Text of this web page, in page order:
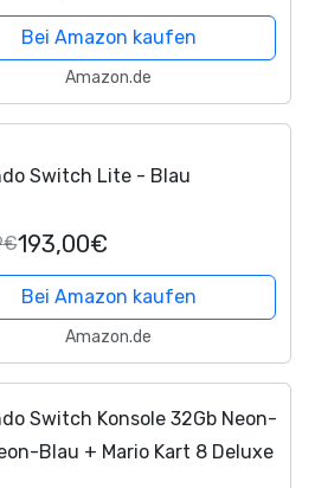
Bei Amazon kaufen
Amazon.de
Switch Lite - Blau
193,00€
Bei Amazon kaufen
Amazon.de
Switch Konsole 32Gb Neon-
Blau + Mario Kart 8 Deluxe